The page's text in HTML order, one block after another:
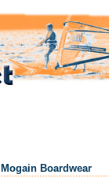
Mogain Boardwear